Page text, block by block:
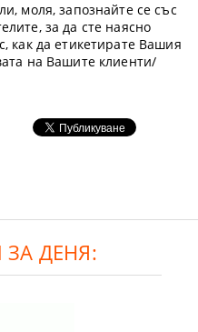
моля, запознайте се със
за да сте наясно
как да етикетирате Вашия
на Вашите клиенти/
ДЕНЯ: